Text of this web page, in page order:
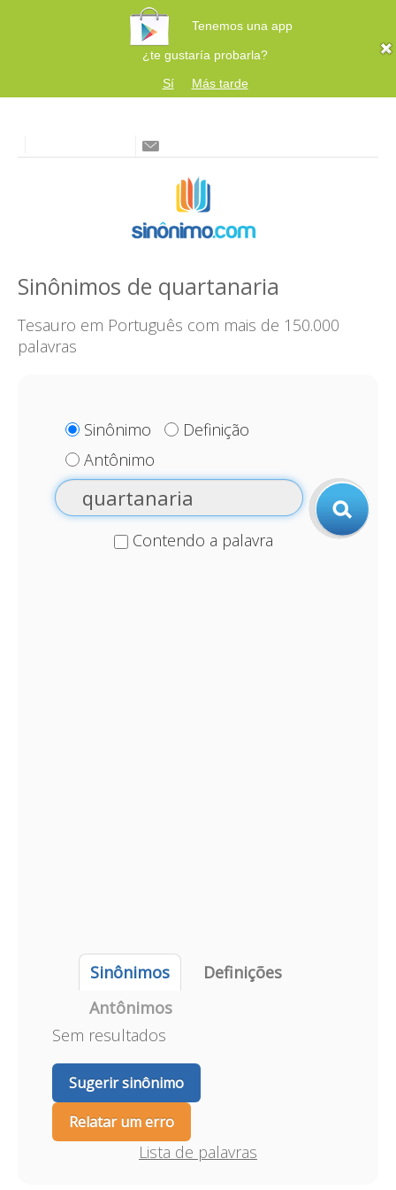
Tenemos una app
¿te gustaría probarla?
Sí
Más tarde
Sinônimos de quartanaria
Tesauro em Português com mais de 150.000
palavras
Sinônimo
Definição
Antônimo
Contendo a palavra
Sinônimos
Definições
Antônimos
Sem resultados
Sugerir sinônimo
Relatar um erro
Lista de palavras